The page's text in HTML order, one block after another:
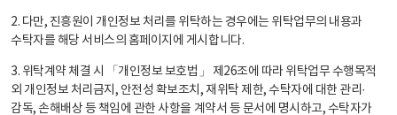
2. 다만, 진흥원이 개인정보 처리를 위탁하는 경우에는 위탁업무의 내용과
수탁자를 해당 서비스의 홈페이지에 게시합니다.
3. 위탁계약 체결 시 「개인정보 보호법」 제26조에 따라 위탁업무 수행목적
외 개인정보 처리금지, 안전성 확보조치, 재위탁 제한, 수탁자에 대한 관리·
감독, 손해배상 등 책임에 관한 사항을 계약서 등 문서에 명시하고, 수탁자가